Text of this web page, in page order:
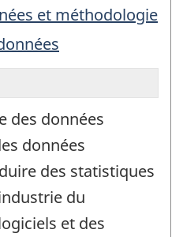
et méthodologie
des données
données
des statistiques
du
et des